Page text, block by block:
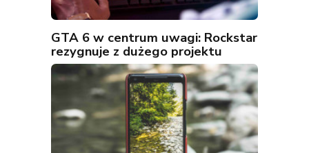
GTA 6 w centrum uwagi: Rockstar
rezygnuje z dużego projektu